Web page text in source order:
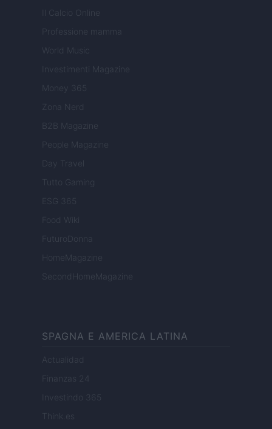
Il Calcio Online
Professione mamma
World Music
Investimenti Magazine
Money 365
Zona Nerd
B2B Magazine
People Magazine
Day Travel
Tutto Gaming
ESG 365
Food Wiki
FuturoDonna
HomeMagazine
SecondHomeMagazine
SPAGNA E AMERICA LATINA
Actualidad
Finanzas 24
Investindo 365
Think.es